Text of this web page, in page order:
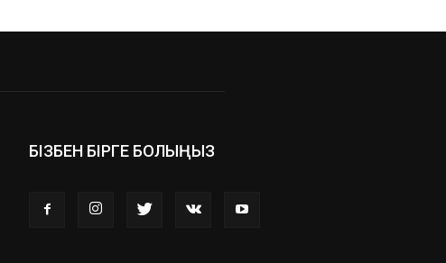
БІЗБЕН БІРГЕ БОЛЫҢЫЗ